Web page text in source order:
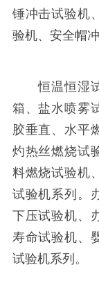
锤冲击试验机
验机、安全帽
恒温恒湿试
箱、盐水喷雾
胶垂直、水平
灼热丝燃烧试
料燃烧试验机
试验机系列。
下压试验机、
寿命试验机、
试验机系列。